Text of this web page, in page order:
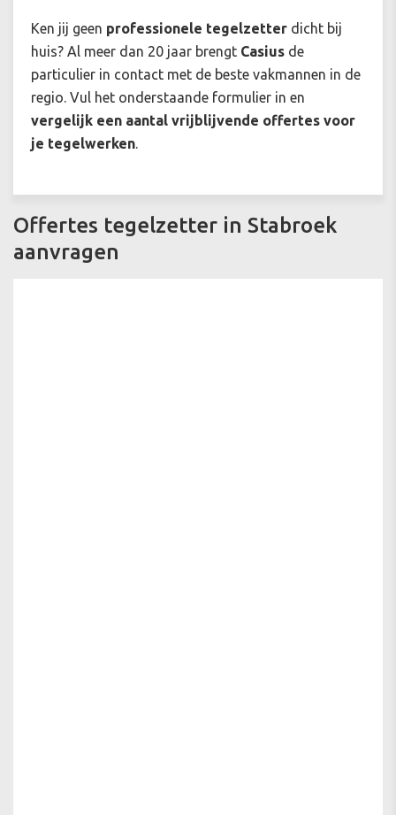
Ken jij geen professionele tegelzetter dicht bij
huis? Al meer dan 20 jaar brengt Casius de
particulier in contact met de beste vakmannen in de
regio. Vul het onderstaande formulier in en
vergelijk een aantal vrijblijvende offertes voor
je tegelwerken.
Offertes tegelzetter in Stabroek
aanvragen